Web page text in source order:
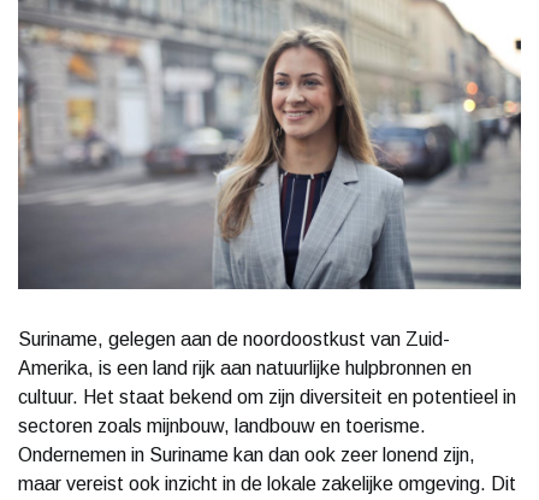
Suriname, gelegen aan de noordoostkust van Zuid-
Amerika, is een land rijk aan natuurlijke hulpbronnen en
cultuur. Het staat bekend om zijn diversiteit en potentieel in
sectoren zoals mijnbouw, landbouw en toerisme.
Ondernemen in Suriname kan dan ook zeer lonend zijn,
maar vereist ook inzicht in de lokale zakelijke omgeving. Dit